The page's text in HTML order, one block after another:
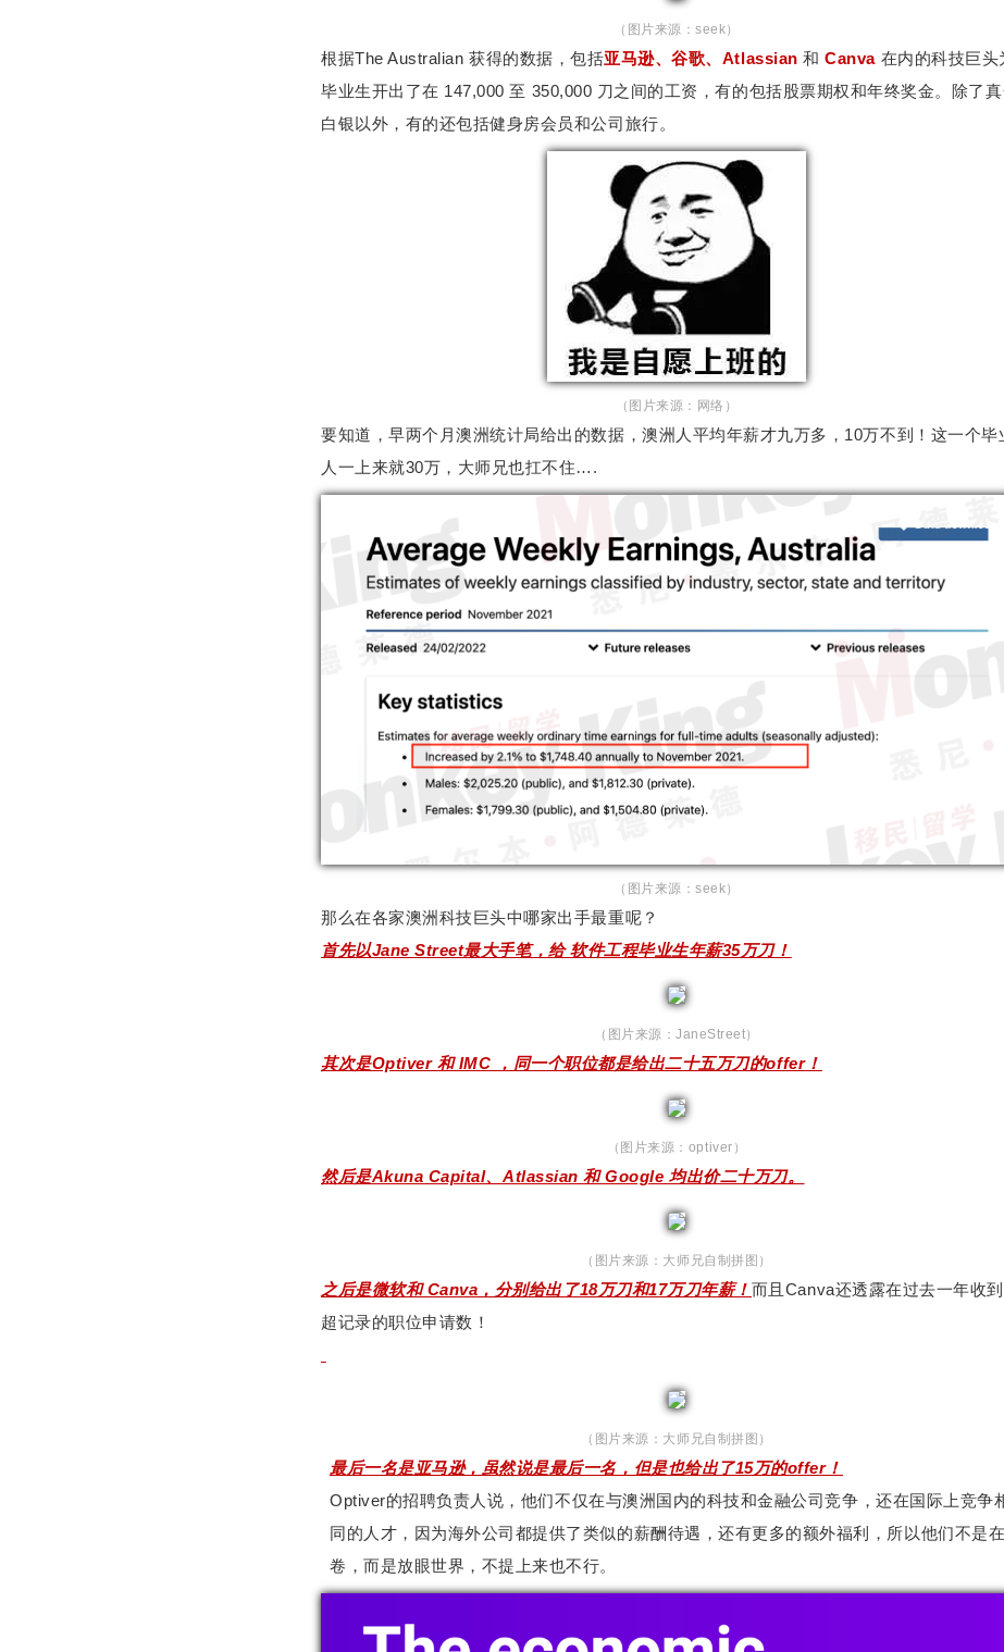
（图片来源：seek）
根据The Australian 获得的数据，包括亚马逊、谷歌、Atlassian 和Canva 在内的科技巨头
毕业生开出了在 147,000 至 350,000 刀之间的工资，有的包括股票期权和年终奖金。除了
白银以外，有的还包括健身房会员和公司旅行。
（图片来源：网络）
要知道，早两个月澳洲统计局给出的数据，澳洲人平均年薪才九万多，10万不到！这一个毕
人一上来就30万，大师兄也扛不住….
（图片来源：seek）
那么在各家澳洲科技巨头中哪家出手最重呢？
首先以Jane Street最大手笔，给 软件工程毕业生年薪35万刀！
（图片来源：JaneStreet）
其次是Optiver 和 IMC ，同一个职位都是给出二十五万刀的offer！
（图片来源：optiver）
然后是Akuna Capital、Atlassian 和 Google 均出价二十万刀。
（图片来源：大师兄自制拼图）
之后是微软和 Canva，分别给出了18万刀和17万刀年薪！ 而且Canva还透露在过去一年收
超记录的职位申请数！
（图片来源：大师兄自制拼图）
最后一名是亚马逊，虽然说是最后一名，但是也给出了15万的offer！
Optiver的招聘负责人说，他们不仅在与澳洲国内的科技和金融公司竞争，还在国际上竞争
同的人才，因为海外公司都提供了类似的薪酬待遇，还有更多的额外福利，所以他们不是在
卷，而是放眼世界，不提上来也不行。